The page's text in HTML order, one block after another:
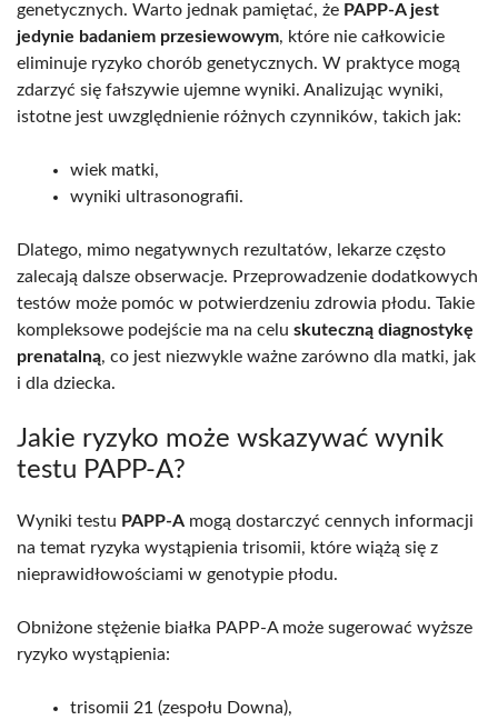
genetycznych. Warto jednak pamiętać, że PAPP-A jest
jedynie badaniem przesiewowym, które nie całkowicie
eliminuje ryzyko chorób genetycznych. W praktyce mogą
zdarzyć się fałszywie ujemne wyniki. Analizując wyniki,
istotne jest uwzględnienie różnych czynników, takich jak:
wiek matki,
wyniki ultrasonografii.
Dlatego, mimo negatywnych rezultatów, lekarze często
zalecają dalsze obserwacje. Przeprowadzenie dodatkowych
testów może pomóc w potwierdzeniu zdrowia płodu. Takie
kompleksowe podejście ma na celu skuteczną diagnostykę
prenatalną, co jest niezwykle ważne zarówno dla matki, jak
i dla dziecka.
Jakie ryzyko może wskazywać wynik
testu PAPP-A?
Wyniki testu PAPP-A mogą dostarczyć cennych informacji
na temat ryzyka wystąpienia trisomii, które wiążą się z
nieprawidłowościami w genotypie płodu.
Obniżone stężenie białka PAPP-A może sugerować wyższe
ryzyko wystąpienia:
trisomii 21 (zespołu Downa),